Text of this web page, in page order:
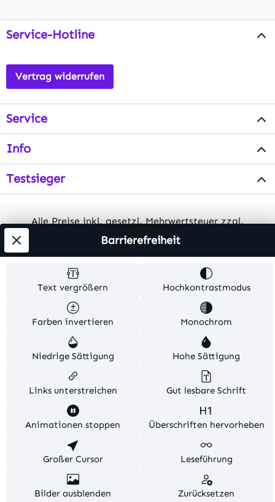
Service-Hotline
Vertrag widerrufen
Service
Info
Testsieger
Alle Preise inkl. gesetzl. Mehrwertsteuer zzgl.
Versandkosten. Alle Artikelangaben sind
© 2026 MKV24 – Alle Rechte vorbehalten. Theme by
Text vergrößern Hochkontrastmodus
Farben invertieren Monochrom
Niedrige Sättigung Hohe Sättigung
Links unterstreichen Gut lesbare Schrift
Animationen stoppen Überschriften hervorheben
Großer Cursor Leseführung
Bilder ausblenden Zurücksetzen
Barrierefreiheit
Diese Website verwendet Cookies, um eine bestmögliche
Erfahrung bieten zu können.
Nur technisch notwendige
Konfigurieren
Alle Cookies akzeptieren